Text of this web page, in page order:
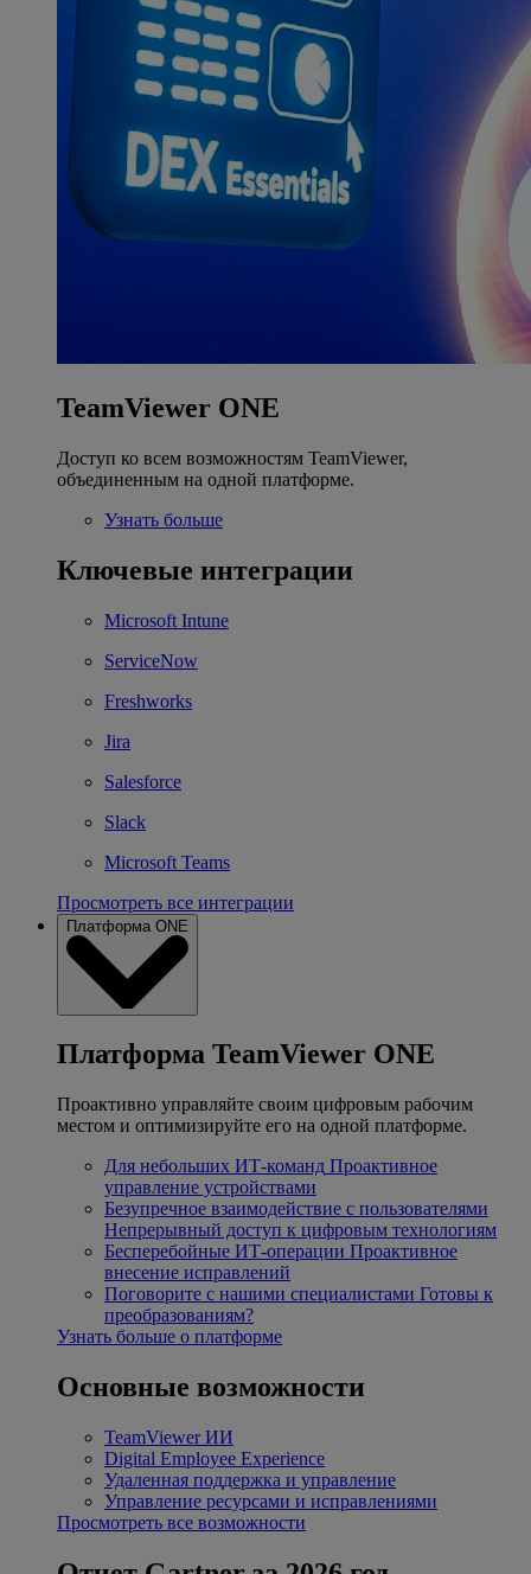
TeamViewer ONE
Доступ ко всем возможностям TeamViewer,
объединенным на одной платформе.
Узнать больше
Ключевые интеграции
Microsoft Intune
ServiceNow
Freshworks
Jira
Salesforce
Slack
Microsoft Teams
Просмотреть все интеграции
Платформа ONE
Платформа TeamViewer ONE
Проактивно управляйте своим цифровым рабочим
местом и оптимизируйте его на одной платформе.
Для небольших ИТ-команд Проактивное
управление устройствами
Безупречное взаимодействие с пользователями
Непрерывный доступ к цифровым технологиям
Бесперебойные ИТ-операции Проактивное
внесение исправлений
Поговорите с нашими специалистами Готовы к
преобразованиям?
Узнать больше о платформе
Основные возможности
TeamViewer ИИ
Digital Employee Experience
Удаленная поддержка и управление
Управление ресурсами и исправлениями
Просмотреть все возможности